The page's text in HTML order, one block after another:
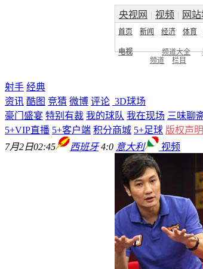
央视网 | 视频 | 网
首页 新闻 经济 体育
电视 频道大全
频道
栏目
射手 经典
资讯 酷图 竞猜 微博 评论 3D球场
豪门盛宴 特别有裁 我的球队 我在现场 三味聊
5+VIP直播 5+客户端 积分商城 5+足球 版权声明
7月2日02:45
西班牙4:0 意大利 视频